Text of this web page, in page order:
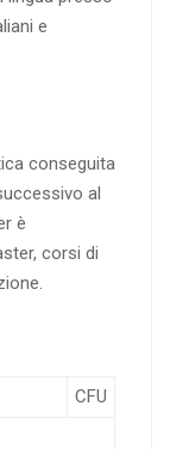
e
conseguita
al
è
corsi di
CFU